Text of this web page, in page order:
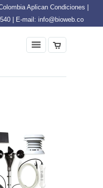
Aplican Condiciones |
| E-mail: info@bioweb.co